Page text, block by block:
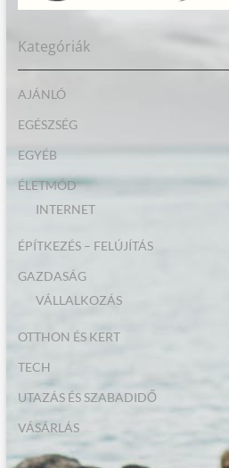
Kategóriák
AJÁNLÓ
EGÉSZSÉG
EGYÉB
ÉLETMÓD
INTERNET
ÉPÍTKEZÉS – FELÚJÍTÁS
GAZDASÁG
VÁLLALKOZÁS
OTTHON ÉS KERT
TECH
UTAZÁS ÉS SZABADIDŐ
VÁSÁRLÁS